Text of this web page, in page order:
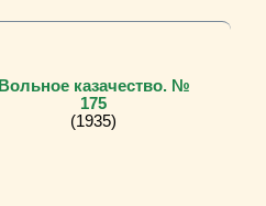
Вольное казачество. №
175
(1935)